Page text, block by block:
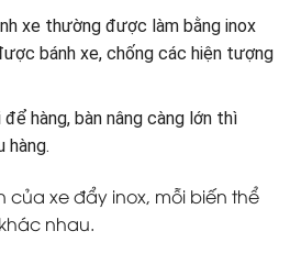
xe thường được làm bằng inox
bánh xe, chống các hiện tượng
để hàng, bàn nâng càng lớn thì
hàng.
xe đẩy inox, mỗi biến thể
nhau.